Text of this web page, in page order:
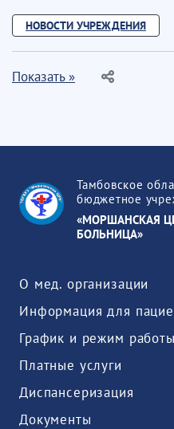
НОВОСТИ УЧРЕЖДЕНИЯ
Показать »
Тамбовское
бюджетное
«МОРШАНСКАЯ
БОЛЬНИЦА»
О мед. организации
Информация для
График и режим
Платные услуги
Диспансеризация
Документы